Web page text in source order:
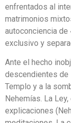
enfrentados al
matrimonios
autoconciencia
exclusivo y
Ante el hecho
descendientes de
Templo y a la
Nehemías. La
explicaciones